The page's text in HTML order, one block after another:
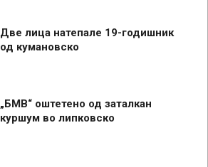
Две лица натепале 19-годишник
од кумановско
„БМВ“ оштетено од заталкан
куршум во липковско